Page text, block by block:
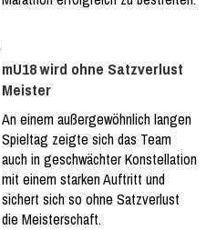
mU18 wird ohne Satzverlust
Meister
An einem außergewöhnlich langen
Spieltag zeigte sich das Team
auch in geschwächter Konstellation
mit einem starken Auftritt und
sichert sich so ohne Satzverlust
die Meisterschaft.